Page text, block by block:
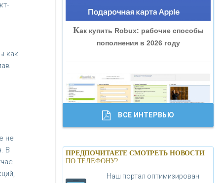
как
не
В
«БАНК ГЛОБЭКС»
«ТРАСТ»
«ГАЗПРОМБАНК»
«МОСКОВСКИЙ КРЕДИТНЫЙ
БАНК»
Как купить Robux: рабочие способы
пополнения в 2026 году
Банки.ру обновил логотип впервые за
19 лет - «Лента новостей»
ВСЕ ИНТЕРВЬЮ
ПРЕДПОЧИТАЕТЕ СМОТРЕТЬ НОВОСТИ
ПО ТЕЛЕФОНУ?
Наш портал оптимизирован